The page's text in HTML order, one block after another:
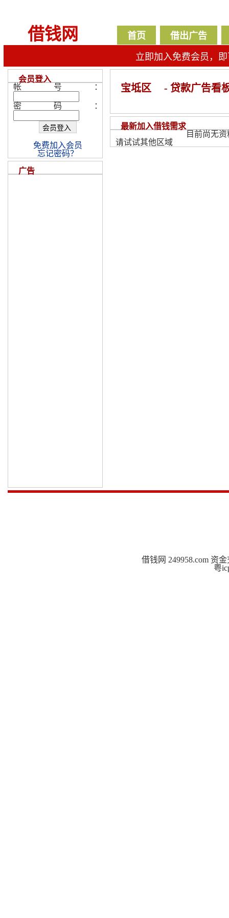
借钱网 首页 借出广告
立即加入免费会员，
宝坻区 - 贷款广告看
最新加入借钱需求
目前尚无
请试试其他区域
会员登入
帐号：
密码：
免费加入会员
忘记密码？
广告
借钱网 249958.com 资
粤